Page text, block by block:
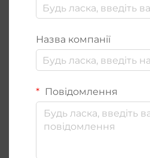
Назва компанії
Повідомлення